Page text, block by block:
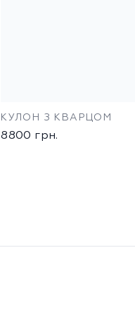
КУЛОН З КВАРЦОМ
8800 грн.